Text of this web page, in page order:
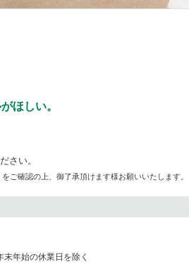
ほしい。
さい。
をご確認の上、御了承頂けます様お願いいたします。
年始の休業日を除く